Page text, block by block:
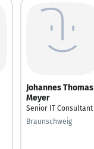
Johannes Thomas
Meyer
Senior IT Consultant
Braunschweig